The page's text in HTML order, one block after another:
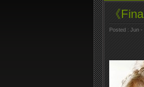
《
Posted : Jun -